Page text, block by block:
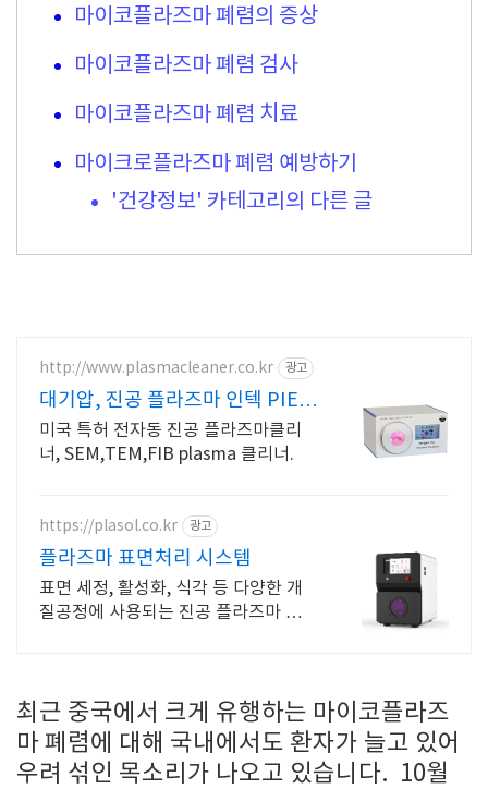
마이코플라즈마 폐렴의 증상
마이코플라즈마 폐렴 검사
마이코플라즈마 폐렴 치료
마이크로플라즈마 폐렴 예방하기
'건강정보' 카테고리의 다른 글
http://www.plasmacleaner.co.kr 광고
대기압, 진공 플라즈마 인텍 PIE,
Relyon 제품
미국 특허 전자동 진공 플라즈마클리
너, SEM,TEM,FIB plasma 클리너.
https://plasol.co.kr 광고
플라즈마 표면처리 시스템
표면 세정, 활성화, 식각 등 다양한 개
질공정에 사용되는 진공 플라즈마 장비
최근 중국에서 크게 유행하는 마이코플라즈
마 폐렴에 대해 국내에서도 환자가 늘고 있어
우려 섞인 목소리가 나오고 있습니다. 10월